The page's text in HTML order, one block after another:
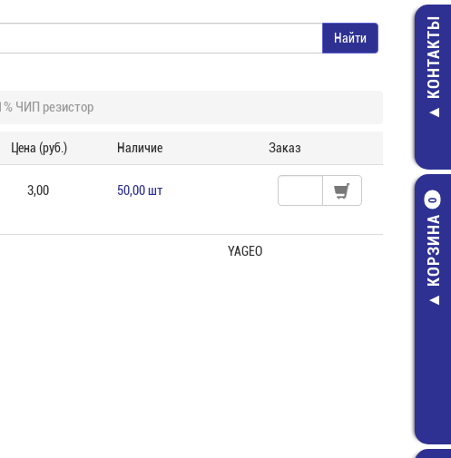
КОНТАКТЫ
КОРЗИНА
0
ЧИП резистор
Цена (руб.) Наличие Заказ
3,00 50,00 шт
YAGEO